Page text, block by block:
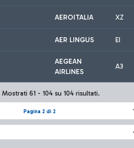
AEROITALIA XZ
AER LINGUS EI
AEGEAN
AIRLINES
A3
Pagina 2 di 2
Mostrati 61 - 104 su 104 risultati.